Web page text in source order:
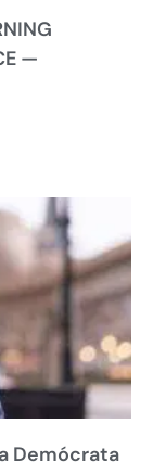
—
Demócrata